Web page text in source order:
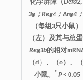
化学屏障（
3g；Reg4；Ang4
（每组3只小鼠
（左）及其与总
Reg3b的相对
（d）、（e）、
小鼠。
* P< 0.05